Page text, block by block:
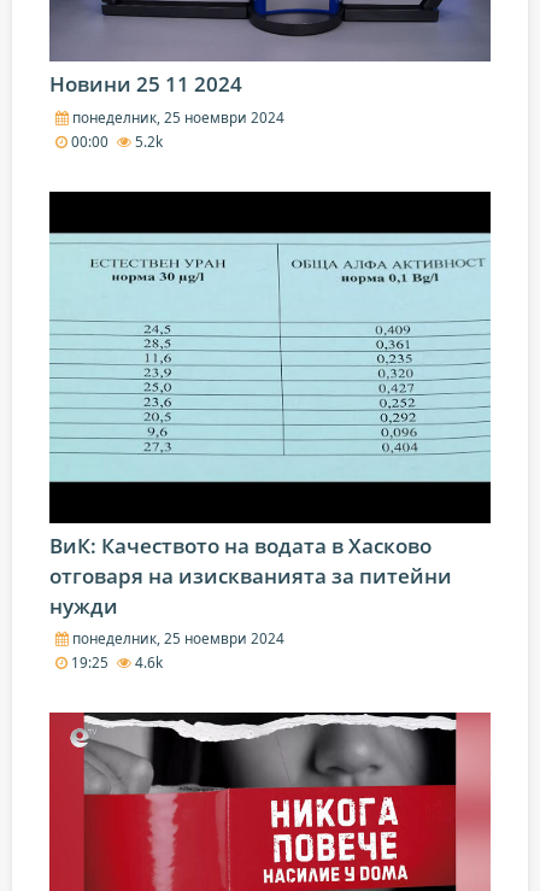
Новини 25 11 2024
понеделник, 25 ноември 2024
00:00
5.2k
ВиК: Качеството на водата в Хасково
отговаря на изискванията за питейни
нужди
понеделник, 25 ноември 2024
19:25
4.6k